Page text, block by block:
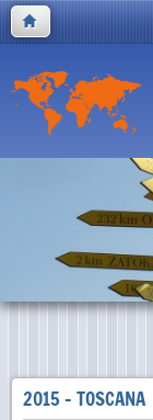
2015 - TOSCANA